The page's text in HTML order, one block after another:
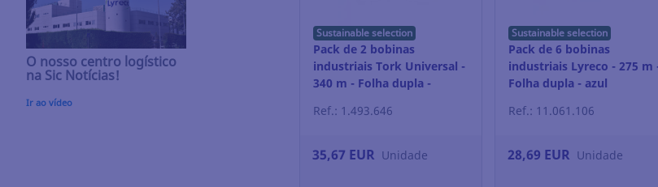
O nosso centro logístico
na Sic Notícias!
Ir ao vídeo
Sustainable selection
Pack de 2 bobinas
industriais Tork Universal -
340 m - Folha dupla -
Ref.: 1.493.646
35,67 EUR Unidade
Sustainable selection
Pack de 6 bobinas
industriais Lyreco - 275 m
Folha dupla - azul
Ref.: 11.061.106
28,69 EUR Unidade